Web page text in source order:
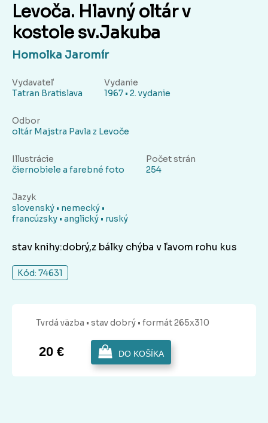
Levoča. Hlavný oltár v
kostole sv.Jakuba
Homolka Jaromír
Vydavateľ
Tatran Bratislava
Vydanie
1967 • 2. vydanie
Odbor
oltár Majstra Pavla z Levoče
Illustrácie
čiernobiele a farebné foto
Počet strán
254
Jazyk
slovenský • nemecký •
francúzsky • anglický • ruský
stav knihy:dobrý,z bálky chýba v ľavom rohu kus
Kód: 74631
Tvrdá väzba • stav dobrý • formát 265x310
20 € DO KOŠÍKA